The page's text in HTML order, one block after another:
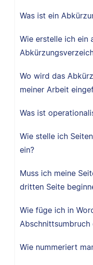
Was ist ein
Wie erstelle ich ein
Wo wird das
meiner Arbeit
Was ist
Wie stelle ich
ein?
Muss ich meine
dritten Seite
Wie füge ich in
Abschnittsumbruch
Wie nummeriert